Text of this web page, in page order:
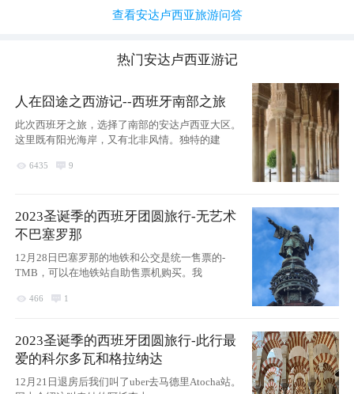
查看安达卢西亚旅游问答
热门安达卢西亚游记
人在囧途之西游记--西班牙南部之旅
此次西班牙之旅，选择了南部的安达卢西亚大区。
这里既有阳光海岸，又有北非风情。独特的建
 6435 9
2023圣诞季的西班牙团圆旅行-无艺术
不巴塞罗那
12月28日巴塞罗那的地铁和公交是统一售票的-
TMB，可以在地铁站自助售票机购买。我
 466  1
2023圣诞季的西班牙团圆旅行-此行最
爱的科尔多瓦和格拉纳达
12月21日退房后我们叫了uber去马德里Atocha站。